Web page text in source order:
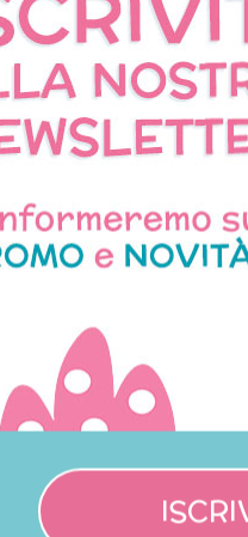
da burro piccolo a
arancione
5,90 €